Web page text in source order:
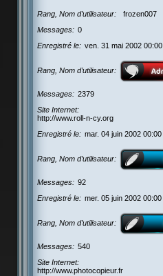
Rang, Nom d’utilisateur
frozen007
Messages
0
Enregistré le
ven. 31 mai 2002 00:00
Rang, Nom d’utilisateur
Messages
2379
Site Internet
http://www.roll-n-cy.org
Enregistré le
mar. 04 juin 2002 00:00
Rang, Nom d’utilisateur
Messages
92
Enregistré le
mer. 05 juin 2002 00:00
Rang, Nom d’utilisateur
Messages
540
Site Internet
http://www.photocopieur.fr